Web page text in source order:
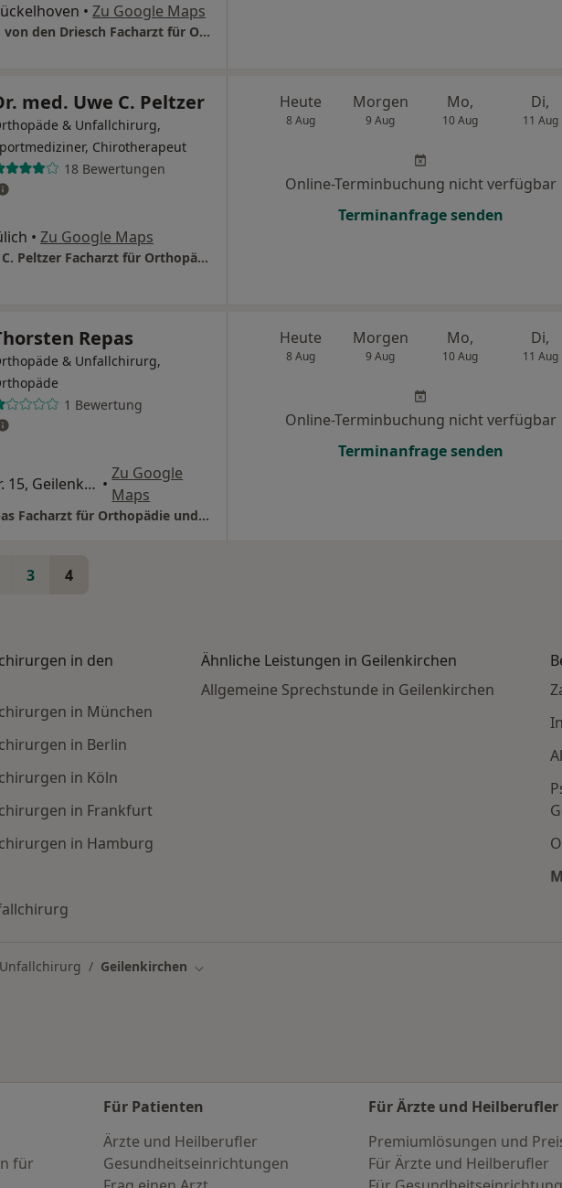
• Zu Google Maps
Praxis Dr.med. Arnd von den Driesch Facharzt für Orthopädie und Unfallchirurgie
med. Uwe C. Peltzer
& Unfallchirurg,
Chirotherapeut
18 Bewertungen
• Zu Google Maps
Praxis Dr.med. Uwe C. Peltzer Facharzt für Orthopädie
Heute
8 Aug
Morgen
9 Aug
Mo,
10 Aug
Di,
11 Aug
Online-Terminbuchung nicht verfügbar
Terminanfrage senden
Repas
& Unfallchirurg,
1 Bewertung
Martin-Heyden-Str. 15, Geilenkirchen •
Zu Google
Maps
Praxis Thorsten Repas Facharzt für Orthopädie und Unfallchirurgie
Heute
8 Aug
Morgen
9 Aug
Mo,
10 Aug
Di,
11 Aug
Online-Terminbuchung nicht verfügbar
Terminanfrage senden
3 4
in den
in München
in Berlin
in Köln
in Frankfurt
in Hamburg
Ähnliche Leistungen in Geilenkirchen
Allgemeine Sprechstunde in Geilenkirchen
Geilenkirchen Stadt ändern
für
Für Patienten
Ärzte und Heilberufler
Gesundheitseinrichtungen
Für Ärzte und Heilberufler
Premiumlösungen und
Für Ärzte und Heilberufler